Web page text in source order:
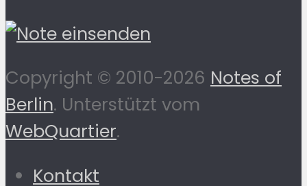
Copyright © 2010-2026 Notes of
Berlin. Unterstützt vom
WebQuartier.
Kontakt